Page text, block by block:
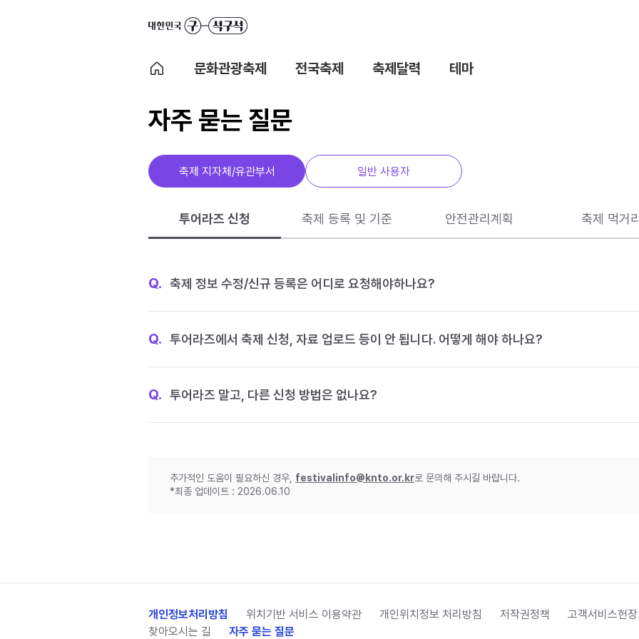
문화관광축제 전국축제 축제달력 테마
자주 묻는 질문
축제 지자체/유관부서 일반 사용자
투어라즈 신청 축제 등록 및 기준 안전관리계획 축제 먹거리
Q. 축제 정보 수정/신규 등록은 어디로 요청해야하나요?
Q. 투어라즈에서 축제 신청, 자료 업로드 등이 안 됩니다. 어떻게 해야 하나요?
Q. 투어라즈 말고, 다른 신청 방법은 없나요?
추가적인 도움이 필요하신 경우, festivalinfo@knto.or.kr로 문의해 주시길 바랍니다.
*최종 업데이트 : 2026.06.10
개인정보처리방침 위치기반 서비스 이용약관 개인위치정보 처리방침 저작권정책 고객서비스헌장
찾아오시는 길
자주 묻는 질문